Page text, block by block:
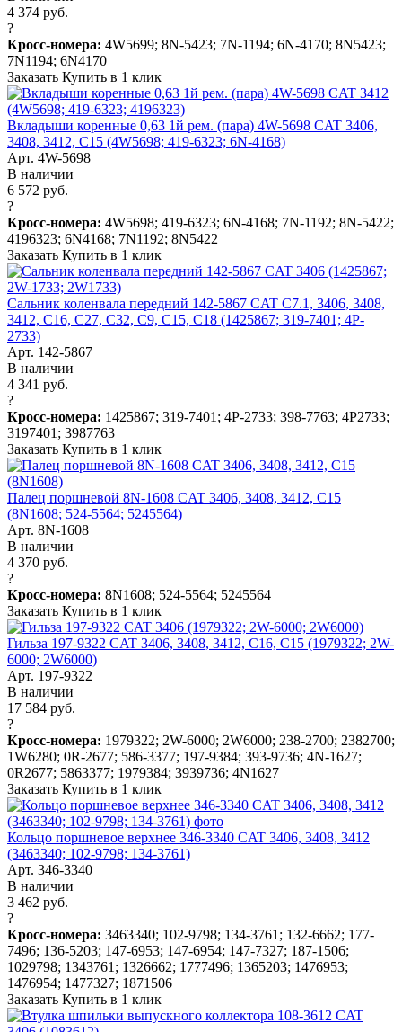
4 374 руб.
?
Кросс-номера: 4W5699; 8N-5423; 7N-1194; 6N-4170; 8N5423;
7N1194; 6N4170
Заказать Купить в 1 клик
Вкладыши коренные 0,63 1й рем. (пара) 4W-5698 CAT 3406,
3408, 3412, C15 (4W5698; 419-6323; 6N-4168)
Арт. 4W-5698
В наличии
6 572 руб.
?
Кросс-номера: 4W5698; 419-6323; 6N-4168; 7N-1192; 8N-5422;
4196323; 6N4168; 7N1192; 8N5422
Заказать Купить в 1 клик
Сальник коленвала передний 142-5867 CAT C7.1, 3406, 3408,
3412, C16, C27, C32, C9, C15, C18 (1425867; 319-7401; 4P-
2733)
Арт. 142-5867
В наличии
4 341 руб.
?
Кросс-номера: 1425867; 319-7401; 4P-2733; 398-7763; 4P2733;
3197401; 3987763
Заказать Купить в 1 клик
Палец поршневой 8N-1608 CAT 3406, 3408, 3412, C15
(8N1608; 524-5564; 5245564)
Арт. 8N-1608
В наличии
4 370 руб.
?
Кросс-номера: 8N1608; 524-5564; 5245564
Заказать Купить в 1 клик
Гильза 197-9322 CAT 3406, 3408, 3412, C16, C15 (1979322; 2W-
6000; 2W6000)
Арт. 197-9322
В наличии
17 584 руб.
?
Кросс-номера: 1979322; 2W-6000; 2W6000; 238-2700; 2382700;
1W6280; 0R-2677; 586-3377; 197-9384; 393-9736; 4N-1627;
0R2677; 5863377; 1979384; 3939736; 4N1627
Заказать Купить в 1 клик
Кольцо поршневое верхнее 346-3340 CAT 3406, 3408, 3412
(3463340; 102-9798; 134-3761)
Арт. 346-3340
В наличии
3 462 руб.
?
Кросс-номера: 3463340; 102-9798; 134-3761; 132-6662; 177-
7496; 136-5203; 147-6953; 147-6954; 147-7327; 187-1506;
1029798; 1343761; 1326662; 1777496; 1365203; 1476953;
1476954; 1477327; 1871506
Заказать Купить в 1 клик